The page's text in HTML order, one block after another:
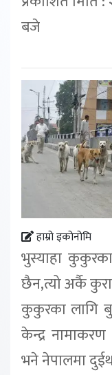
बजे
हाम्रो इकोनोमि
भुस्याहा
छैन,त्यो अर्कै
कुकुरका लागि
केन्द्र
भने नेपालमा